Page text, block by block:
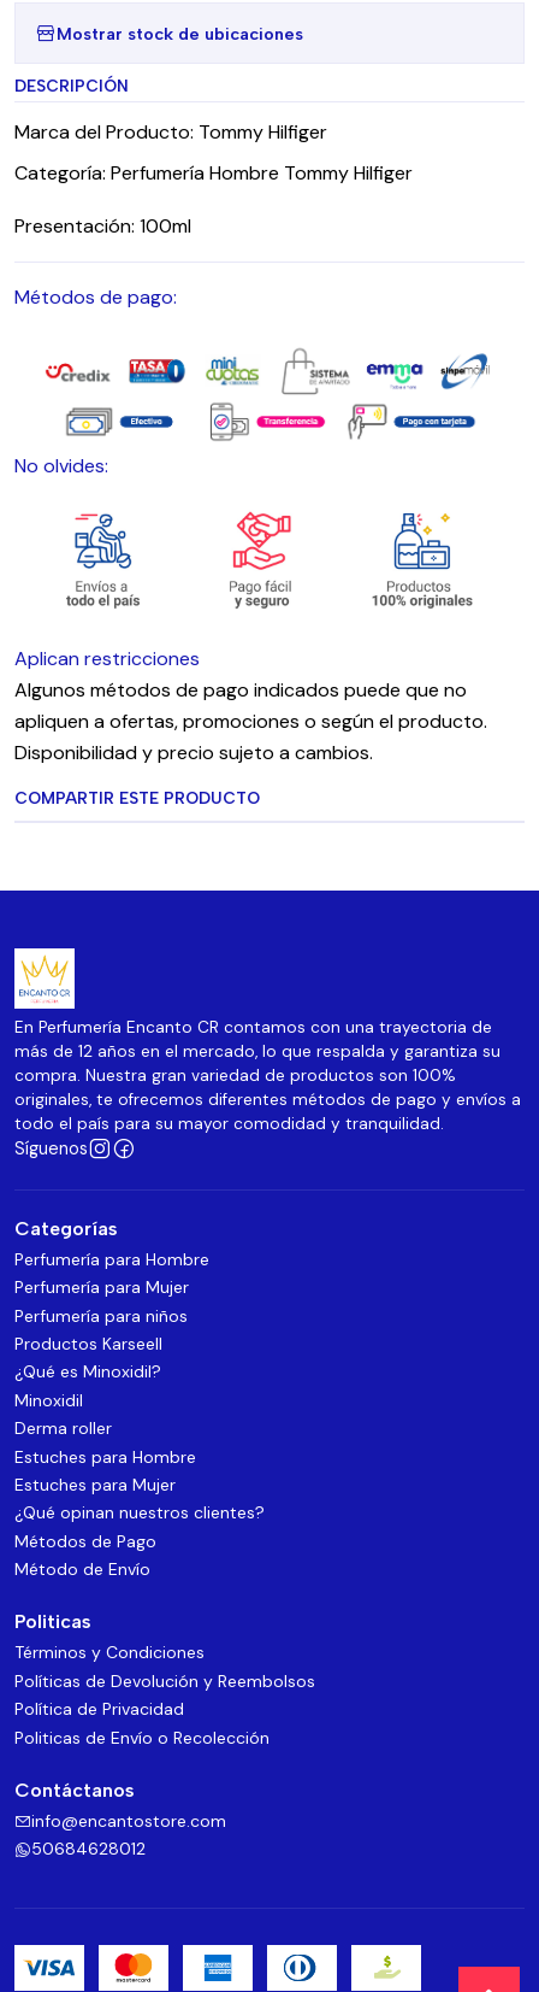
Mostrar stock de ubicaciones
DESCRIPCIÓN
Marca del Producto: Tommy Hilfiger
Categoría: Perfumería Hombre Tommy Hilfiger
Presentación: 100ml
Métodos de pago:
No olvides:
Aplican restricciones
Algunos métodos de pago indicados puede que no
apliquen a ofertas, promociones o según el producto.
Disponibilidad y precio sujeto a cambios.
COMPARTIR ESTE PRODUCTO
En Perfumería Encanto CR contamos con una trayectoria de
más de 12 años en el mercado, lo que respalda y garantiza su
compra. Nuestra gran variedad de productos son 100%
originales, te ofrecemos diferentes métodos de pago y envíos a
todo el país para su mayor comodidad y tranquilidad.
Síguenos
Categorías
Perfumería para Hombre
Perfumería para Mujer
Perfumería para niños
Productos Karseell
¿Qué es Minoxidil?
Minoxidil
Derma roller
Estuches para Hombre
Estuches para Mujer
¿Qué opinan nuestros clientes?
Métodos de Pago
Método de Envío
Politicas
Términos y Condiciones
Políticas de Devolución y Reembolsos
Política de Privacidad
Politicas de Envío o Recolección
Contáctanos
info@encantostore.com
50684628012